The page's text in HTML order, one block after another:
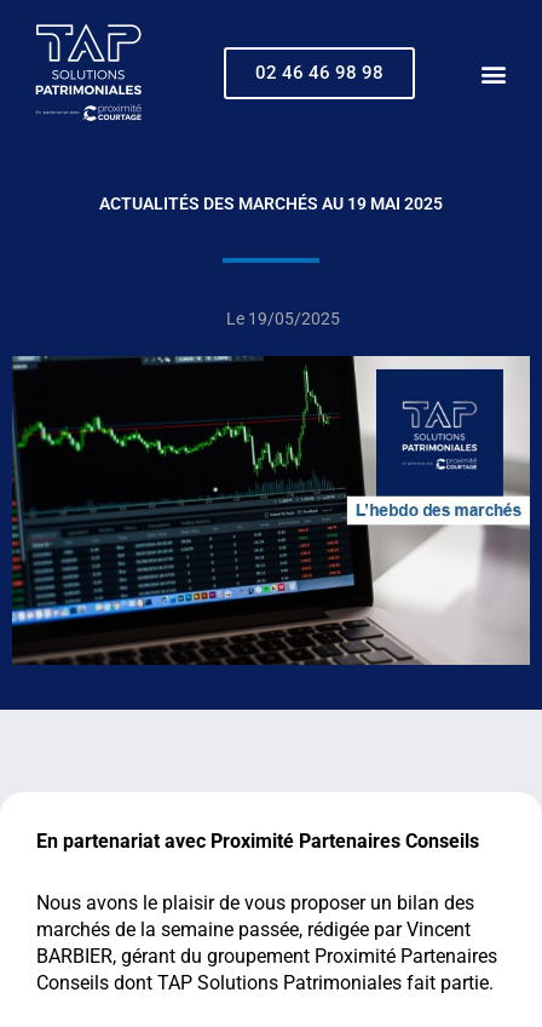
contenu
02 46 46 98 98
ACTUALITÉS DES MARCHÉS AU 19 MAI 2025
Le 19/05/2025
En partenariat avec Proximité Partenaires Conseils
Nous avons le plaisir de vous proposer un bilan des
marchés de la semaine passée, rédigée par Vincent
BARBIER, gérant du groupement Proximité Partenaires
Conseils dont TAP Solutions Patrimoniales fait partie.